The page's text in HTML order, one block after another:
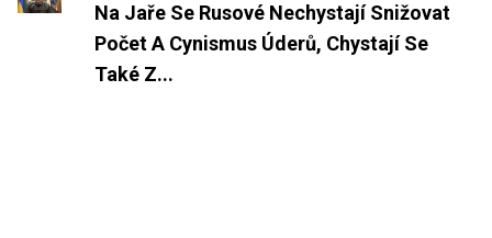
Na Jaře Se Rusové Nechystají Snižovat
Počet A Cynismus Úderů, Chystají Se
Také Z...